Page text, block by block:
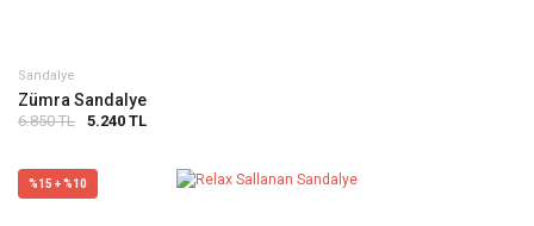
Sandalye
Zümra Sandalye
6.850 TL 5.240 TL
%15 + %10